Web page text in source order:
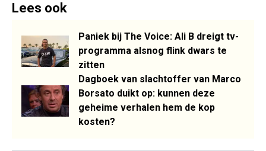
Lees ook
Paniek bij The Voice: Ali B dreigt tv-
programma alsnog flink dwars te
zitten
Dagboek van slachtoffer van Marco
Borsato duikt op: kunnen deze
geheime verhalen hem de kop
kosten?